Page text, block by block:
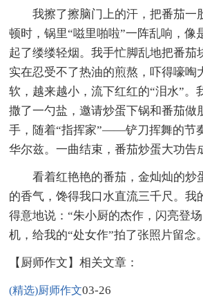
我擦了擦脑门上的汗，把番茄一
顿时，锅里“嗞里啪啦”一阵乱响，像
起了缕缕轻烟。我手忙脚乱地把番茄
实在忍受不了热油的煎熬，吓得嚎啕
软，越来越小，流下红红的“泪水”。
撒了一勺盐，邀请炒蛋下锅和番茄做
手，随着“指挥家”——铲刀挥舞的节
华尔兹。一曲结束，番茄炒蛋大功告
看着红艳艳的番茄，金灿灿的炒
的香气，馋得我口水直流三千尺。我
得意地说：“朱小厨的杰作，闪亮登
机，给我的“处女作”拍了张照片留念。
【厨师作文】相关文章：
(精选)厨师作文03-26